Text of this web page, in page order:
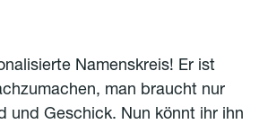
Namenskreis! Er ist
man braucht nur
und Geschick. Nun könnt ihr ihn